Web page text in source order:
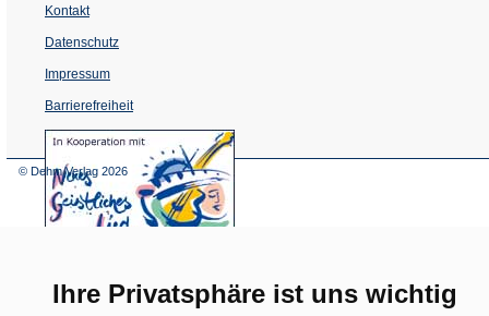
Ihre Privatsphäre ist uns wichtig
Kontakt
Datenschutz
Impressum
Barrierefreiheit
(Öffnet
in
© Dehm Verlag 2026